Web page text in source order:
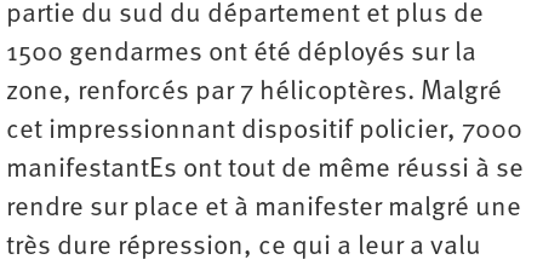
partie du sud du département et plus de
1500 gendarmes ont été déployés sur la
zone, renforcés par 7 hélicoptères. Malgré
cet impressionnant dispositif policier, 7000
manifestantEs ont tout de même réussi à se
rendre sur place et à manifester malgré une
très dure répression, ce qui a leur a valu